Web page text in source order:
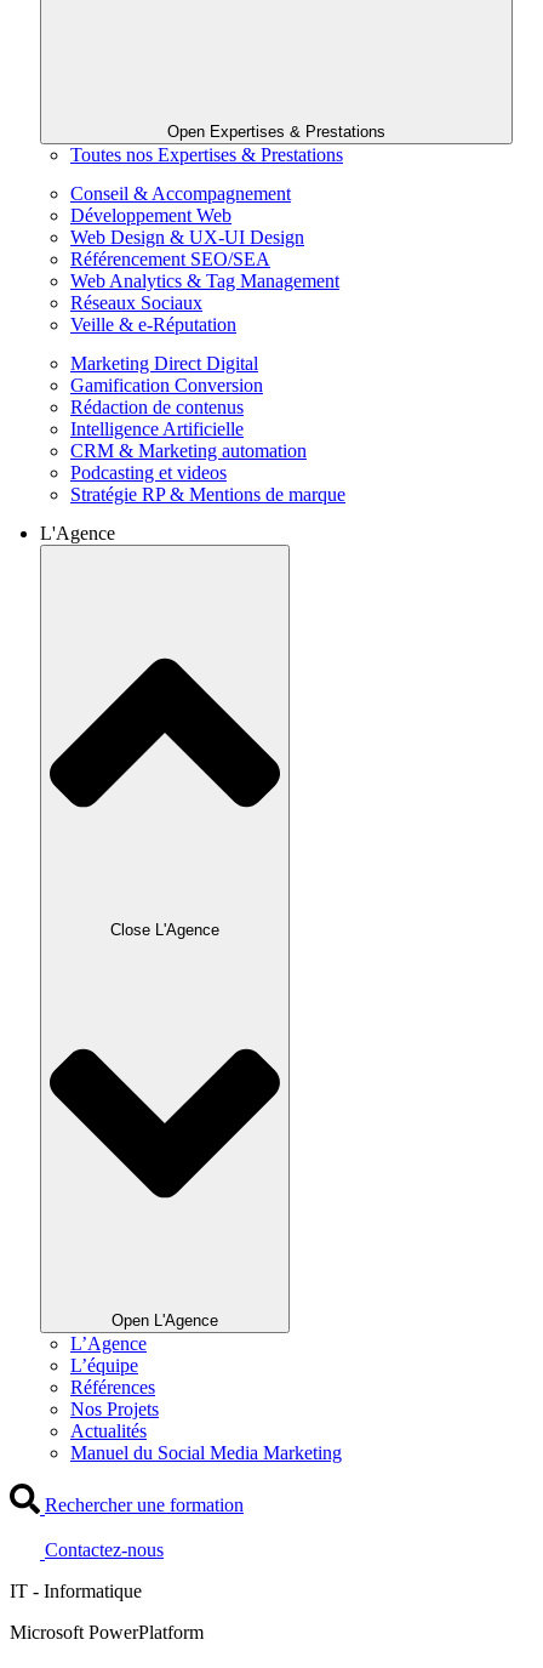
Open Expertises & Prestations
Toutes nos Expertises & Prestations
Conseil & Accompagnement
Développement Web
Web Design & UX-UI Design
Référencement SEO/SEA
Web Analytics & Tag Management
Réseaux Sociaux
Veille & e-Réputation
Marketing Direct Digital
Gamification Conversion
Rédaction de contenus
Intelligence Artificielle
CRM & Marketing automation
Podcasting et videos
Stratégie RP & Mentions de marque
L'Agence
Close L'Agence
Open L'Agence
L’Agence
L’équipe
Références
Nos Projets
Actualités
Manuel du Social Media Marketing
Rechercher une formation
Contactez-nous
IT - Informatique
Microsoft PowerPlatform